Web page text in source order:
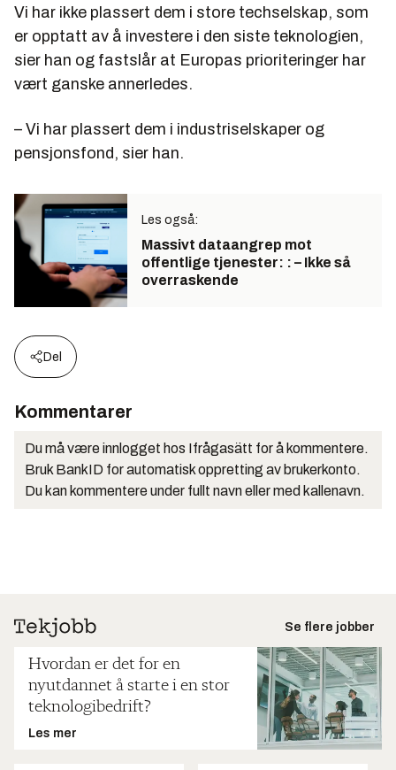
Vi har ikke plassert dem i store techselskap, som
er opptatt av å investere i den siste teknologien,
sier han og fastslår at Europas prioriteringer har
vært ganske annerledes.
– Vi har plassert dem i industriselskaper og
pensjonsfond, sier han.
Les også:
Massivt dataangrep mot
offentlige tjenester: : – Ikke så
overraskende
Del
Kommentarer
Du må være innlogget hos Ifrågasätt for å kommentere.
Bruk BankID for automatisk oppretting av brukerkonto.
Du kan kommentere under fullt navn eller med kallenavn.
Se flere jobber
Hvordan er det for en
nyutdannet å starte i en stor
teknologibedrift?
Les mer